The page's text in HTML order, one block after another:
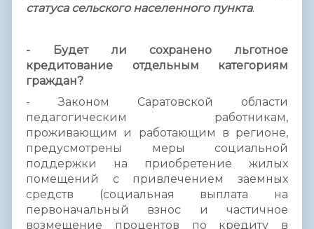
статуса сельского населенного пункта.
- Будет ли сохранено льготное
кредитование отдельным категориям
граждан?
- Законом Саратовской области
педагогическим работникам,
проживающим и работающим в регионе,
предусмотрены меры социальной
поддержки на приобретение жилых
помещений с привлечением заемных
средств (социальная выплата на
первоначальный взнос и частичное
возмещение процентов по кредиту в